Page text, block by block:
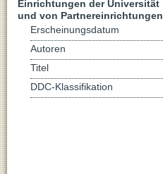
Einrichtungen der Universität
und von Partnereinrichtungen
Erscheinungsdatum
Autoren
Titel
DDC-Klassifikation